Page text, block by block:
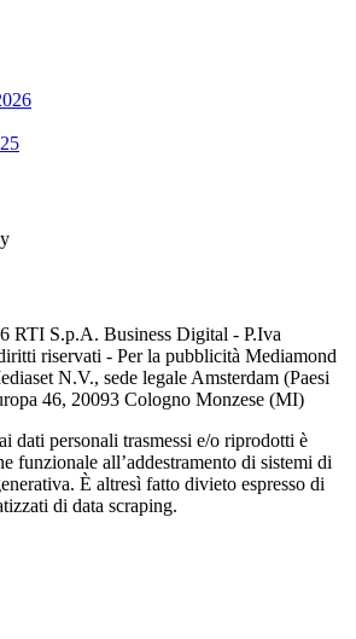
RTI S.p.A. Business Digital - P.Iva
riservati - Per la pubblicità Mediamond
N.V., sede legale Amsterdam (Paesi
46, 20093 Cologno Monzese (MI)
dati personali trasmessi e/o riprodotti è
funzionale all’addestramento di sistemi di
È altresì fatto divieto espresso di
di data scraping.